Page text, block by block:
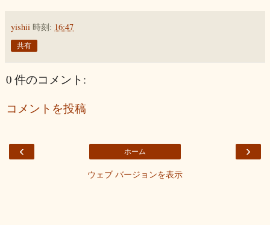
yishii 時刻: 16:47
共有
0 件のコメント:
コメントを投稿
‹ ›
ホーム
ウェブ バージョンを表示